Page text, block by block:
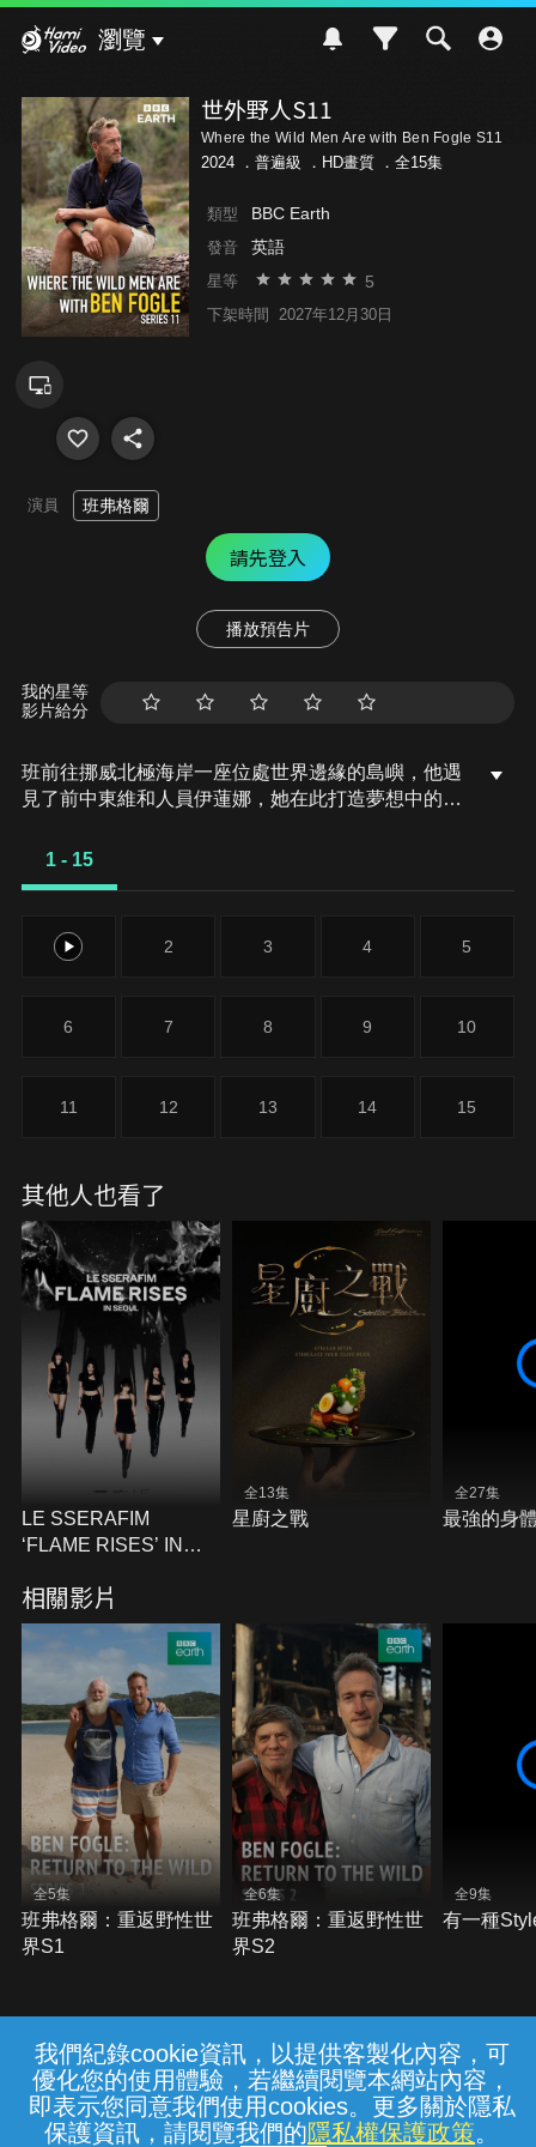
我們紀錄cookie資訊，以提供客製化內容，可
優化您的使用體驗，若繼續閱覽本網站內容，
即表示您同意我們使用cookies。更多關於隱私
保護資訊，請閱覽我們的隱私權保護政策。
瀏覽
世外野人S11
Where the Wild Men Are with Ben Fogle S11
2024 ． 普遍級 ．HD畫質 ．全15集
類型 BBC Earth
發音 英語
星等 5
下架時間 2027年12月30日
演員 班弗格爾
請先登入
播放預告片
我的星等
影片給分
班前往挪威北極海岸一座位處世界邊緣的島嶼，他遇
見了前中東維和人員伊蓮娜，她在此打造夢想中的
1 - 15
1 2 3 4 5
6 7 8 9 10
11 12 13 14 15
其他人也看了
LE SSERAFIM
‘FLAME RISES’ IN
全13集
星廚之戰
全27集
最強的身
相關影片
全5集
班弗格爾：重返野性世
界S1
全6集
班弗格爾：重返野性世
界S2
全9集
有一種
常見問題 線上客服 服務條款 隱私權保護
{{notifyMsg}}